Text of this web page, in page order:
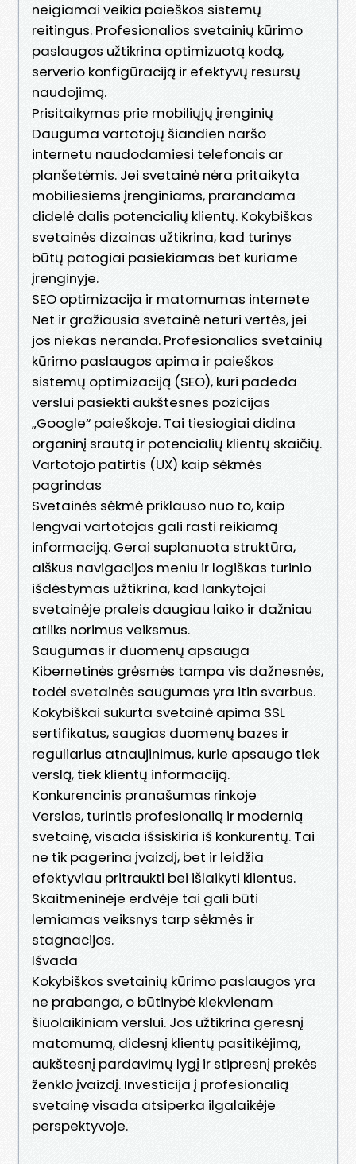
neigiamai veikia paieškos sistemų
reitingus. Profesionalios svetainių kūrimo
paslaugos užtikrina optimizuotą kodą,
serverio konfigūraciją ir efektyvų resursų
naudojimą.
Prisitaikymas prie mobiliųjų įrenginių
Dauguma vartotojų šiandien naršo
internetu naudodamiesi telefonais ar
planšetėmis. Jei svetainė nėra pritaikyta
mobiliesiems įrenginiams, prarandama
didelė dalis potencialių klientų. Kokybiškas
svetainės dizainas užtikrina, kad turinys
būtų patogiai pasiekiamas bet kuriame
įrenginyje.
SEO optimizacija ir matomumas internete
Net ir gražiausia svetainė neturi vertės, jei
jos niekas neranda. Profesionalios svetainių
kūrimo paslaugos apima ir paieškos
sistemų optimizaciją (SEO), kuri padeda
verslui pasiekti aukštesnes pozicijas
„Google“ paieškoje. Tai tiesiogiai didina
organinį srautą ir potencialių klientų skaičių.
Vartotojo patirtis (UX) kaip sėkmės
pagrindas
Svetainės sėkmė priklauso nuo to, kaip
lengvai vartotojas gali rasti reikiamą
informaciją. Gerai suplanuota struktūra,
aiškus navigacijos meniu ir logiškas turinio
išdėstymas užtikrina, kad lankytojai
svetainėje praleis daugiau laiko ir dažniau
atliks norimus veiksmus.
Saugumas ir duomenų apsauga
Kibernetinės grėsmės tampa vis dažnesnės,
todėl svetainės saugumas yra itin svarbus.
Kokybiškai sukurta svetainė apima SSL
sertifikatus, saugias duomenų bazes ir
reguliarius atnaujinimus, kurie apsaugo tiek
verslą, tiek klientų informaciją.
Konkurencinis pranašumas rinkoje
Verslas, turintis profesionalią ir modernią
svetainę, visada išsiskiria iš konkurentų. Tai
ne tik pagerina įvaizdį, bet ir leidžia
efektyviau pritraukti bei išlaikyti klientus.
Skaitmeninėje erdvėje tai gali būti
lemiamas veiksnys tarp sėkmės ir
stagnacijos.
Išvada
Kokybiškos svetainių kūrimo paslaugos yra
ne prabanga, o būtinybė kiekvienam
šiuolaikiniam verslui. Jos užtikrina geresnį
matomumą, didesnį klientų pasitikėjimą,
aukštesnį pardavimų lygį ir stipresnį prekės
ženklo įvaizdį. Investicija į profesionalią
svetainę visada atsiperka ilgalaikėje
perspektyvoje.